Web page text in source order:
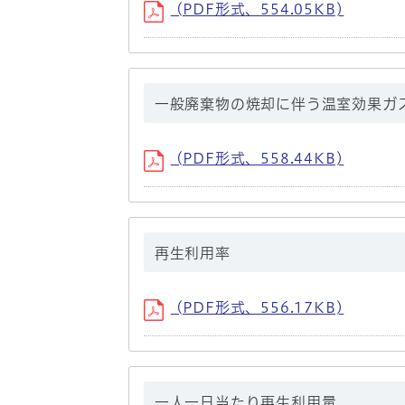
(PDF形式、554.05KB)
一般廃棄物の焼却に伴う温室効果ガ
(PDF形式、558.44KB)
再生利用率
(PDF形式、556.17KB)